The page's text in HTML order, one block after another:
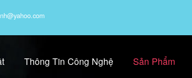
Thông Tin Công Nghệ Sản Phẩm